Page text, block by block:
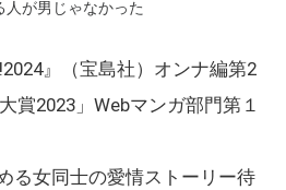
が男じゃなかった
』（宝島社）オンナ編第2
賞2023」Webマンガ部門第１
る女同士の愛情ストーリー待